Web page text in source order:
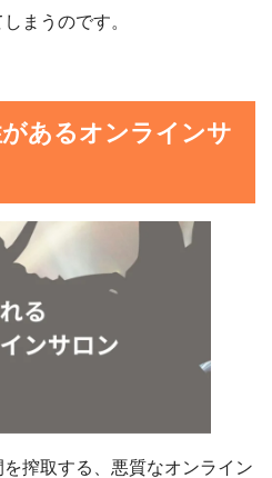
まうのです。
あるオンラインサ
搾取する、悪質なオンライン